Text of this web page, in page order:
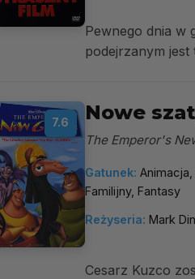
Pewnego dnia w
podejrzanym jest
7.6 Nowe
The Emperor's
Gatunek:
Familijny, Fantasy
Reżyseria: Mark
Cesarz Kuzco